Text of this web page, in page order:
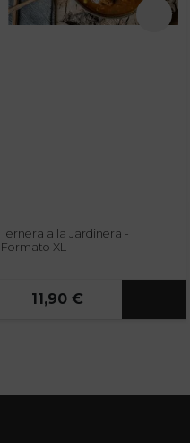
Ternera a la Jardinera -
Formato XL
11,90 €